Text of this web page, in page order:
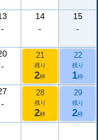
-
14
-
15
-
-
21
残り
2枠
22
残り
1枠
-
28
残り
2枠
29
残り
2枠